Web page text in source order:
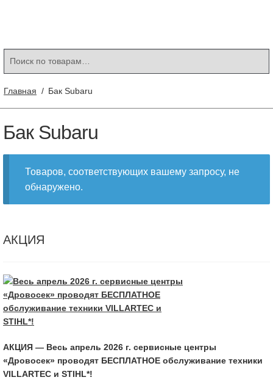
Главная / Бак Subaru
Бак Subaru
Товаров, соответствующих вашему запросу, не
обнаружено.
АКЦИЯ
АКЦИЯ — Весь апрель 2026 г. сервисные центры
«Дровосек» проводят БЕСПЛАТНОЕ обслуживание техники
VILLARTEC и STIHL*!